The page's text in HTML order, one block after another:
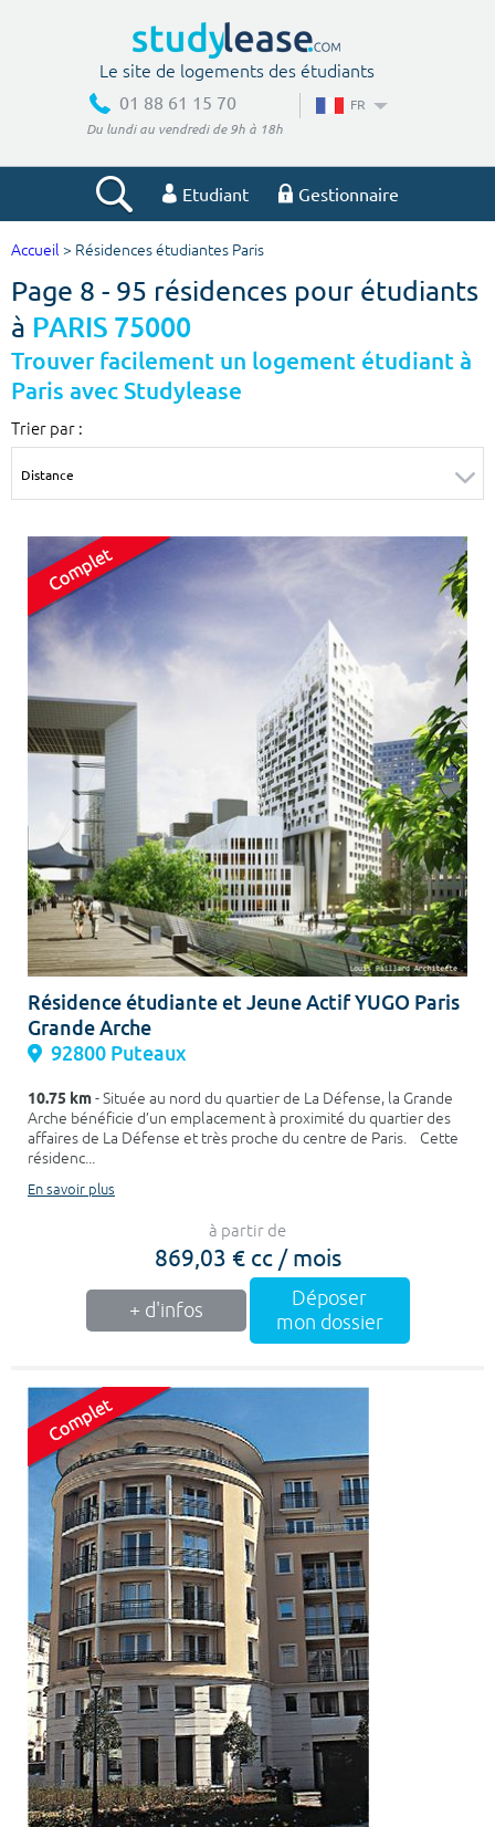
Le site de logements des étudiants
01 88 61 15 70
Du lundi au vendredi de 9h à 18h
FR
Etudiant Gestionnaire
Votre recherche
Ville, école
m² m²
Type de location
Colocation
Votre date d'entrée
Chercher
Accueil > Résidences étudiantes Paris
Page 8 - 95 résidences pour étudiants
à PARIS 75000
Trouver facilement un logement étudiant à
Paris avec Studylease
Trier par :
Résidence étudiante et Jeune Actif YUGO Paris
Grande Arche
92800 Puteaux
10.75 km- Située au nord du quartier de La Défense, la Grande
Arche bénéficie d’un emplacement à proximité du quartier des
affaires de La Défense et très proche du centre de Paris. Cette
résidenc...
En savoir plus
à partir de
869,03 € cc / mois
+ d'infos
Déposer
mon dossier